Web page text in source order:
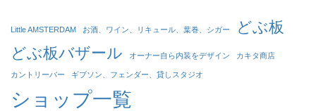
Little AMSTERDAM お酒、ワイン、リキュール、葉巻、シガー
どぶ板
どぶ板バザール
オーナー自ら内装をデザイン カキタ商店
カントリーバー ギブソン、フェンダー、貸しスタジオ
ショップ一覧